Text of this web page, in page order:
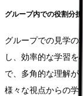
グループ内での役割分担
グループでの見学の
し、効率的な学習を
で、多角的な理解が
様々な視点からの学